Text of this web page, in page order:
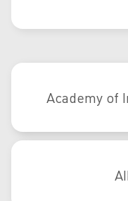
Academy of